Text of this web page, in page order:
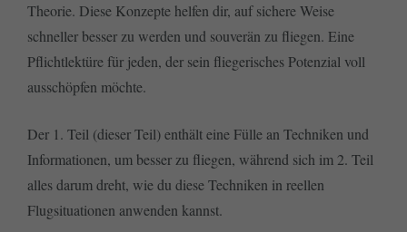
Theorie. Diese Konzepte helfen dir, auf sichere Weise
schneller besser zu werden und souverän zu fliegen. Eine
Pflichtlektüre für jeden, der sein fliegerisches Potenzial voll
ausschöpfen möchte.
Der 1. Teil (dieser Teil) enthält eine Fülle an Techniken und
Informationen, um besser zu fliegen, während sich im 2. Teil
alles darum dreht, wie du diese Techniken in reellen
Flugsituationen anwenden kannst.